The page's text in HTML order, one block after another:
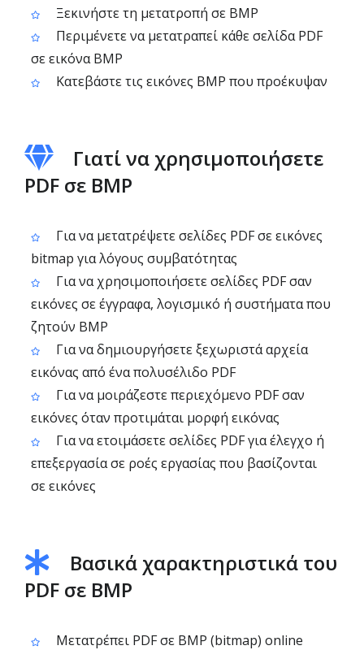
Ξεκινήστε τη μετατροπή σε BMP
Περιμένετε να μετατραπεί κάθε σελίδα PDF
σε εικόνα BMP
Κατεβάστε τις εικόνες BMP που προέκυψαν
Γιατί να χρησιμοποιήσετε
PDF σε BMP
Για να μετατρέψετε σελίδες PDF σε εικόνες
bitmap για λόγους συμβατότητας
Για να χρησιμοποιήσετε σελίδες PDF σαν
εικόνες σε έγγραφα, λογισμικό ή συστήματα που
ζητούν BMP
Για να δημιουργήσετε ξεχωριστά αρχεία
εικόνας από ένα πολυσέλιδο PDF
Για να μοιράζεστε περιεχόμενο PDF σαν
εικόνες όταν προτιμάται μορφή εικόνας
Για να ετοιμάσετε σελίδες PDF για έλεγχο ή
επεξεργασία σε ροές εργασίας που βασίζονται
σε εικόνες
Βασικά χαρακτηριστικά του
PDF σε BMP
Μετατρέπει PDF σε BMP (bitmap) online